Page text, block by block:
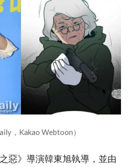
，Kakao Webtoon）
惡》導演韓東旭執導，並由